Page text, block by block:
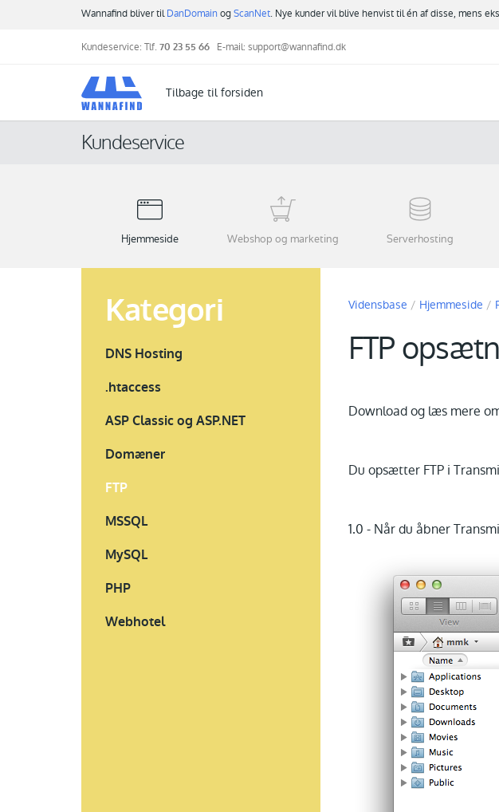
Wannafind bliver tilDanDomainogScanNet. Nye kunder vil blive henvist til én af disse, mens
Kundeservice: Tlf. 70 23 55 66 E-mail: support@wannafind.dk
Tilbage til forsiden
Kundeservice
Hjemmeside Webshop og marketing Serverhosting
Kategori
DNS Hosting
.htaccess
ASP Classic og ASP.NET
Domæner
FTP
MSSQL
MySQL
PHP
Webhotel
Vidensbase / Hjemmeside /
FTP
Download og læs mere
Du opsætter FTP i
1.0 - Når du åbner